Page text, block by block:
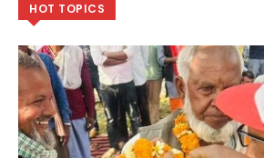
HOT TOPICS